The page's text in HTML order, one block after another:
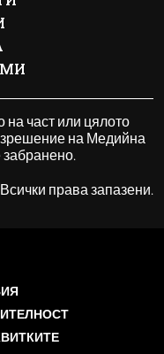
на част или цялото
на Медийна
права запазени.